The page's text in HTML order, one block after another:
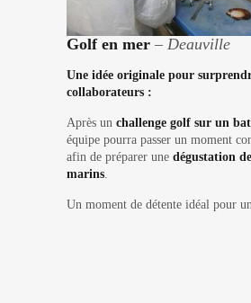
Golf en mer – Deauville
Une idée originale pour
collaborateurs :
Après un challenge golf sur un
équipe pourra passer un moment
afin de préparer une dégustation
marins.
Un moment de détente idéal pour